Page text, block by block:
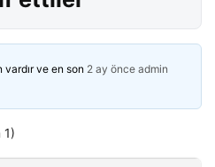
ve en son 2 ay önce admin
1)